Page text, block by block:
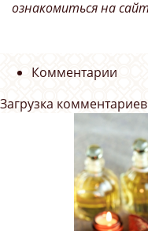
ознакомиться на
Комментарии
Загрузка